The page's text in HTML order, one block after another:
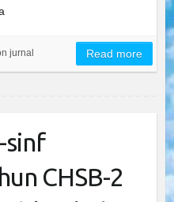
jurnal Read more
sinf
CHSB-2